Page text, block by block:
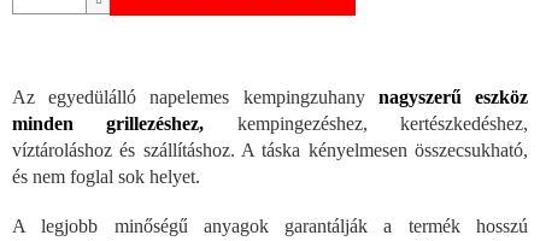
Az egyedülálló napelemes kempingzuhany nagyszerű eszköz
minden grillezéshez, kempingezéshez, kertészkedéshez,
víztároláshoz és szállításhoz. A táska kényelmesen összecsukható,
és nem foglal sok helyet.
A legjobb minőségű anyagok garantálják a termék hosszú